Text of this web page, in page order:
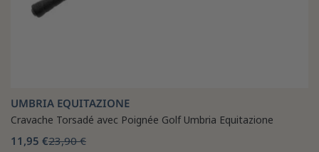
UMBRIA EQUITAZIONE
Cravache Torsadé avec Poignée Golf Umbria Equitazione
11,95 €23,90 €